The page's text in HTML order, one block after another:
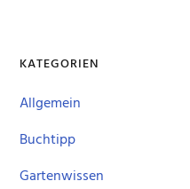
KATEGORIEN
Allgemein
Buchtipp
Gartenwissen